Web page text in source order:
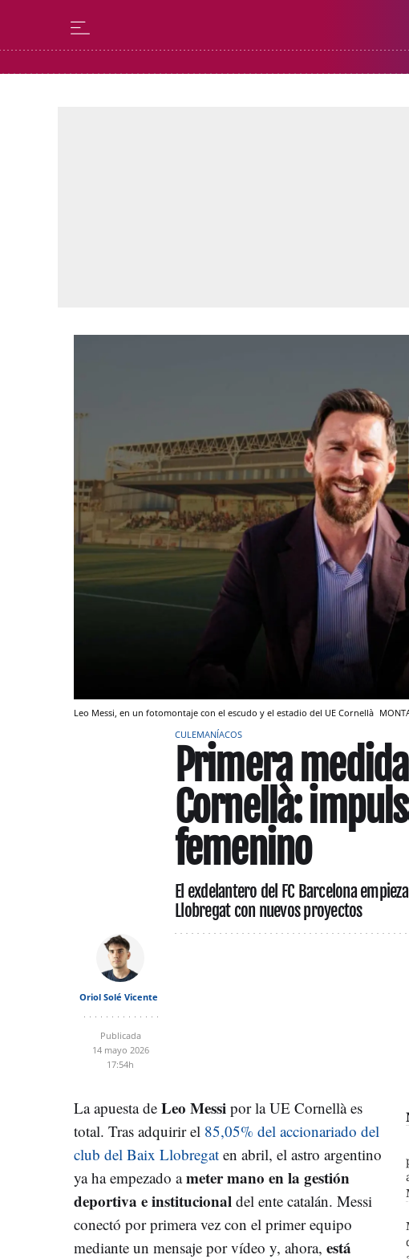
Leo Messi, en un fotomontaje con el escudo y el estadio del UE Cornellà
CULEMANÍACOS
Primera
Cornellà:
femenino
El exdelantero del FC Barcelona
Llobregat con nuevos proyectos
Oriol Solé Vicente
Publicada
14 mayo 2026
17:54h
La apuesta de Leo Messi por la UE Cornellà es
total. Tras adquirir el 85,05% del accionariado del
club del Baix Llobregat en abril, el astro argentino
ya ha empezado ameter mano en la gestión
deportiva e institucional del ente catalán. Messi
conectó por primera vez con el primer equipo
mediante un mensaje por vídeo y, ahora, está